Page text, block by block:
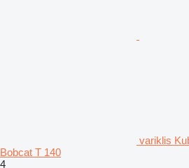
variklis
Bobcat T 140
4